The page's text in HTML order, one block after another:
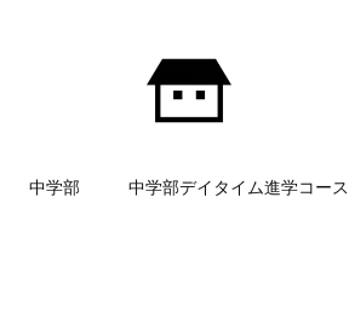
中学部 中学部デイタイム進学コース